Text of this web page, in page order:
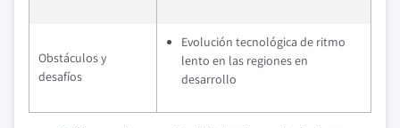
Obstáculos y
desafíos
Evolución tecnológica de ritmo
lento en las regiones en
desarrollo